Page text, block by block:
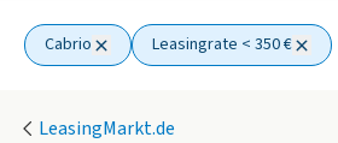
LeasingMarkt.de
Cabrio Leasingrate < 350 €
2 aktive Filter